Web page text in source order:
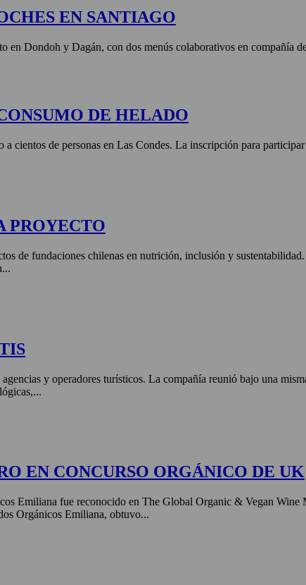
EN SANTIAGO
en Dondoh y Dagán, con dos menús colaborativos en compañía
DE HELADO
cientos de personas en Las Condes. La inscripción para
PROYECTO
de fundaciones chilenas en nutrición, inclusión y
y operadores turísticos. La compañía reunió bajo una
EN CONCURSO ORGÁNICO DE UK
Emiliana fue reconocido en The Global Organic & Vegan
Orgánicos Emiliana, obtuvo...